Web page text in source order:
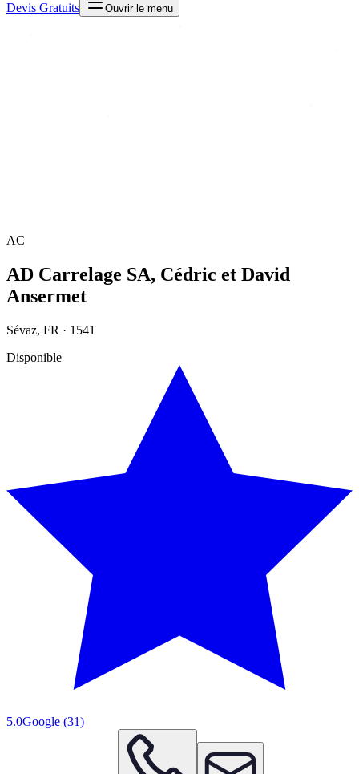
Devis Gratuits
Ouvrir le menu
AC
AD Carrelage SA, Cédric et David
Ansermet
Sévaz, FR · 1541
Disponible
5.0Google (31)